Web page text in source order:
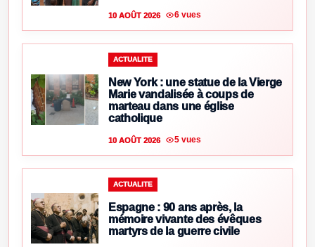
10 AOÛT 2026 6 vues
ACTUALITE
New York : une statue de la Vierge
Marie vandalisée à coups de
marteau dans une église
catholique
10 AOÛT 2026 5 vues
ACTUALITE
Espagne : 90 ans après, la
mémoire vivante des évêques
martyrs de la guerre civile